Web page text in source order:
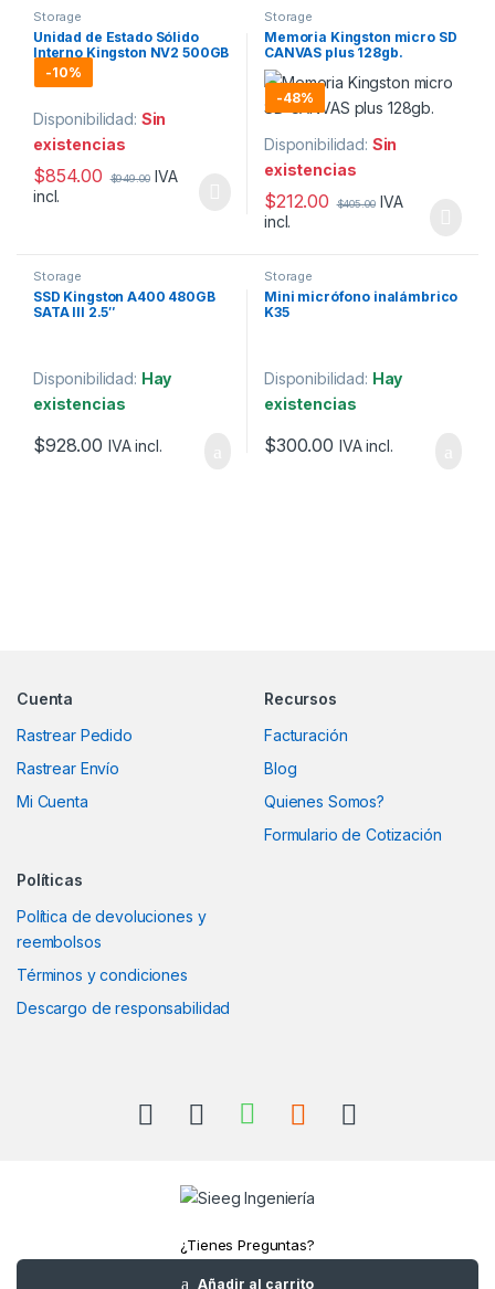
Añadir al carrito
Storage
Unidad de Estado Sólido
Interno Kingston NV2 500GB
– M.2 2280 NVMe PCIe Gen
4×4
-10%
Disponibilidad: Sin
existencias
$854.00 $949.00
IVA
incl.
Storage
Memoria Kingston micro SD
CANVAS plus 128gb.
-48%
Disponibilidad: Sin
existencias
$212.00 $405.00
IVA
incl.
Storage
SSD Kingston A400 480GB
SATA III 2.5″
Disponibilidad: Hay
existencias
$928.00 IVA incl.
Storage
Mini micrófono inalámbrico
K35
Disponibilidad: Hay
existencias
$300.00 IVA incl.
Cuenta
Rastrear Pedido
Rastrear Envío
Mi Cuenta
Recursos
Facturación
Blog
Quienes Somos?
Formulario de Cotización
Políticas
Política de devoluciones y
reembolsos
Términos y condiciones
Descargo de responsabilidad
¿Tienes Preguntas?
Llámanos